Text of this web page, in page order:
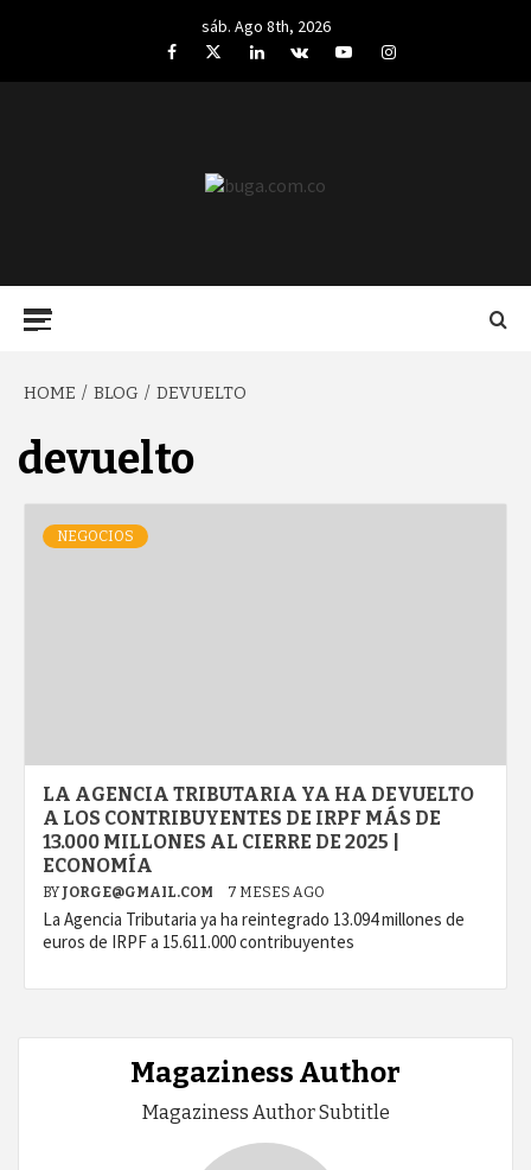
sáb. Ago 8th, 2026
FacebookTwitterLinkedIn
VK YouTubeInstagram
HOME BLOG DEVUELTO
devuelto
NEGOCIOS
LA AGENCIA TRIBUTARIA YA HA DEVUELTO
A LOS CONTRIBUYENTES DE IRPF MÁS DE
13.000 MILLONES AL CIERRE DE 2025 |
ECONOMÍA
BY JORGE@GMAIL.COM 7 MESES AGO
La Agencia Tributaria ya ha reintegrado 13.094 millones de
euros de IRPF a 15.611.000 contribuyentes
Magaziness Author
Magaziness Author Subtitle